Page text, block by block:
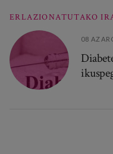
ERLAZIONATUTAKO
08